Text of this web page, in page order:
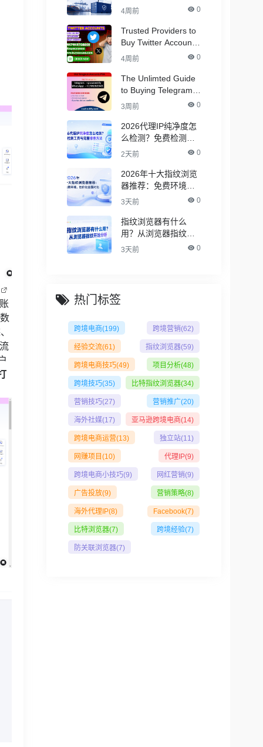
况与合规解读
4周前 0
Trusted Providers to
Buy Twitter Accounts
in Bulk for Crypto
4周前 0
The Unlimted Guide
to Buying Telegram
Accounts - ( PVA &
3周前 0
2026代理IP纯净度怎
么检测？免费检测工
具与完整排查方法
2天前 0
2026年十大指纹浏览
器推荐：免费环境，
性价比全面对比
3天前 0
指纹浏览器有什么
用？从浏览器指纹开
始分析
3天前 0
热门标签
跨境电商(199) 跨境营销(62)
经验交流(61) 指纹浏览器(59)
跨境电商技巧(49) 项目分析(48)
跨境技巧(35) 比特指纹浏览器(34)
营销技巧(27) 营销推广(20)
海外社媒(17) 亚马逊跨境电商(14)
跨境电商运营(13) 独立站(11)
网赚项目 (10) 代理IP(9)
跨境电商小技巧(9) 网红营销(9)
广告投放(9) 营销策略(8)
海外代理IP(8) Facebook(7)
比特浏览器(7) 跨境经验(7)
防关联浏览器(7)